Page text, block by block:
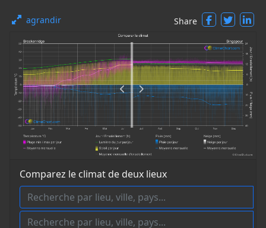
agrandir Share
Comparez le climat de deux lieux